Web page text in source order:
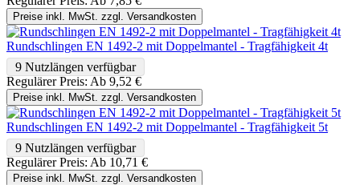
Preise inkl. MwSt. zzgl. Versandkosten
Rundschlingen EN 1492-2 mit Doppelmantel - Tragfähigkeit 4t
9 Nutzlängen verfügbar
Regulärer Preis: Ab 9,52 €
Preise inkl. MwSt. zzgl. Versandkosten
Rundschlingen EN 1492-2 mit Doppelmantel - Tragfähigkeit 5t
9 Nutzlängen verfügbar
Regulärer Preis: Ab 10,71 €
Preise inkl. MwSt. zzgl. Versandkosten